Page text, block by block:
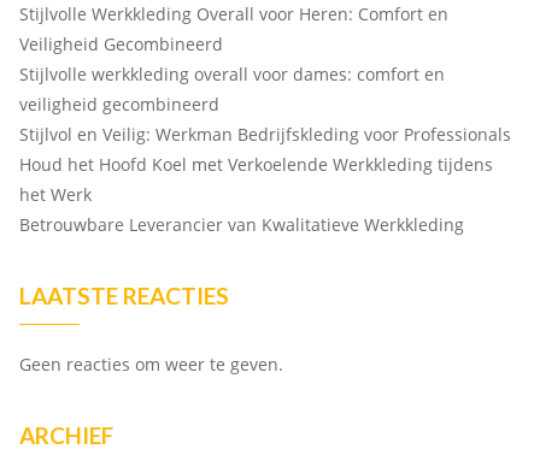
Stijlvolle Werkkleding Overall voor Heren: Comfort en
Veiligheid Gecombineerd
Stijlvolle werkkleding overall voor dames: comfort en
veiligheid gecombineerd
Stijlvol en Veilig: Werkman Bedrijfskleding voor Professionals
Houd het Hoofd Koel met Verkoelende Werkkleding tijdens
het Werk
Betrouwbare Leverancier van Kwalitatieve Werkkleding
LAATSTE REACTIES
Geen reacties om weer te geven.
ARCHIEF